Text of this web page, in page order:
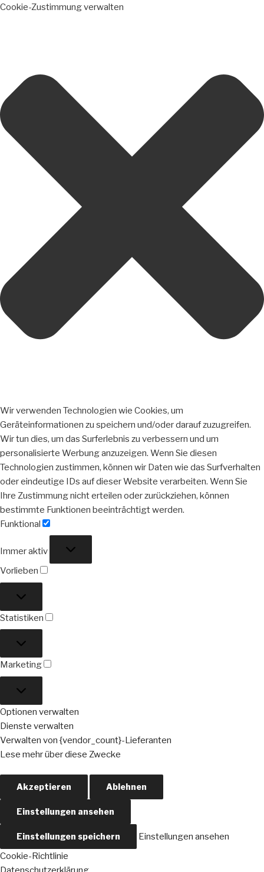
Cookie-Zustimmung verwalten
Wir verwenden Technologien wie Cookies, um
Geräteinformationen zu speichern und/oder darauf zuzugreifen.
Wir tun dies, um das Surferlebnis zu verbessern und um
personalisierte Werbung anzuzeigen. Wenn Sie diesen
Technologien zustimmen, können wir Daten wie das Surfverhalten
oder eindeutige IDs auf dieser Website verarbeiten. Wenn Sie
Ihre Zustimmung nicht erteilen oder zurückziehen, können
bestimmte Funktionen beeinträchtigt werden.
Funktional
Immer aktiv
Vorlieben
Statistiken
Marketing
Optionen verwalten
Dienste verwalten
Verwalten von {vendor_count}-Lieferanten
Lese mehr über diese Zwecke
Akzeptieren Ablehnen
Einstellungen ansehen
Einstellungen speichern
Einstellungen ansehen
Cookie-Richtlinie